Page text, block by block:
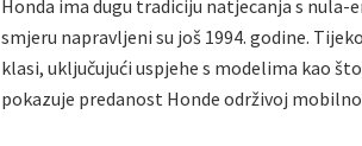
Honda ima dugu tradiciju natjecanja s
smjeru napravljeni su još 1994. godine.
klasi, uključujući uspjehe s modelima kao
pokazuje predanost Honde održivoj